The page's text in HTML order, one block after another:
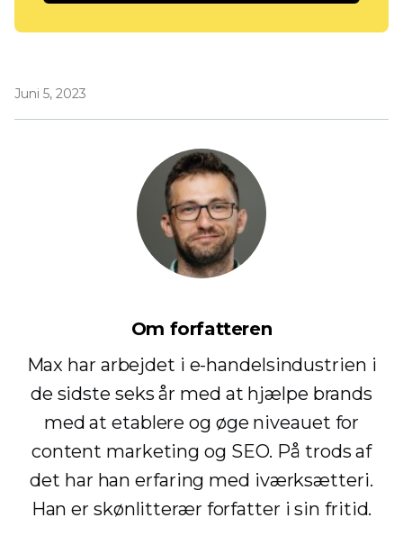
Juni 5, 2023
Om forfatteren
Max har arbejdet i e-handelsindustrien i
de sidste seks år med at hjælpe brands
med at etablere og øge niveauet for
content marketing og SEO. På trods af
det har han erfaring med iværksætteri.
Han er skønlitterær forfatter i sin fritid.